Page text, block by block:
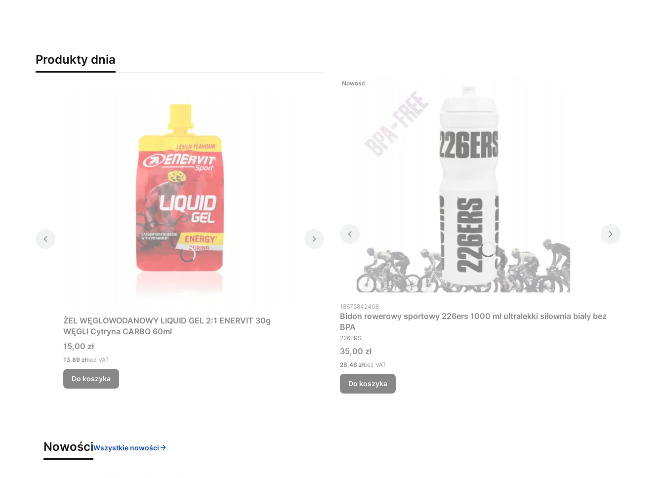
Produkty dnia
ŻEL WĘGLOWODANOWY LIQUID GEL 2:1 ENERVIT 30g
WĘGLI Cytryna CARBO 60ml
Cena
15,00 zł
Cena
13,89 złbez VAT
Do koszyka
Nowość
Kod produktu
18675842408
Bidon rowerowy sportowy 226ers 1000 ml ultralekki siłownia biały bez
BPA
PRODUCENT
226ERS
Cena
35,00 zł
Cena
28,46 złbez VAT
Do koszyka
NowościWszystkie nowości